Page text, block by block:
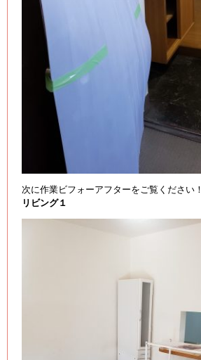
次に作業ビフォーアフターをご覧ください！
リビング１